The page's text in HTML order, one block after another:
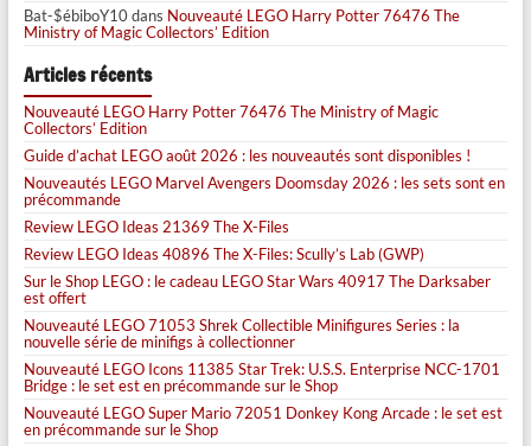
Bat-$ébiboY10dans Nouveauté LEGO Harry Potter 76476 The
Ministry of Magic Collectors’ Edition
Articles récents
Nouveauté LEGO Harry Potter 76476 The Ministry of Magic
Collectors’ Edition
Guide d’achat LEGO août 2026 : les nouveautés sont disponibles !
Nouveautés LEGO Marvel Avengers Doomsday 2026 : les sets sont en
précommande
Review LEGO Ideas 21369 The X-Files
Review LEGO Ideas 40896 The X-Files: Scully’s Lab (GWP)
Sur le Shop LEGO : le cadeau LEGO Star Wars 40917 The Darksaber
est offert
Nouveauté LEGO 71053 Shrek Collectible Minifigures Series : la
nouvelle série de minifigs à collectionner
Nouveauté LEGO Icons 11385 Star Trek: U.S.S. Enterprise NCC-1701
Bridge : le set est en précommande sur le Shop
Nouveauté LEGO Super Mario 72051 Donkey Kong Arcade : le set est
en précommande sur le Shop